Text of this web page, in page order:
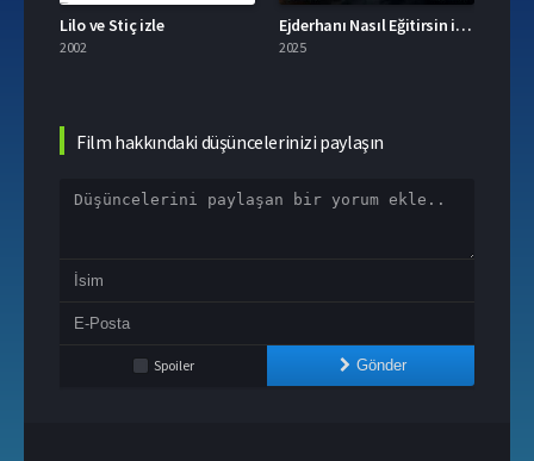
Lilo ve Stiç izle
2002
Ejderhanı Nasıl Eğitirsin izle
2025
Film hakkındaki düşüncelerinizi paylaşın
Spoiler Gönder